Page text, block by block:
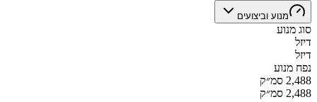
מנוע וביצועים
סוג מנוע
דיזל
דיזל
נפח מנוע
2,488 סמ״ק
2,488 סמ״ק